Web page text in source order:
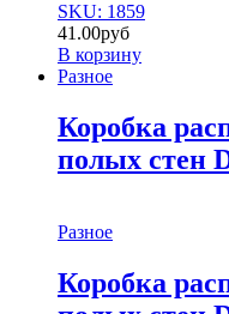
SKU: 1859
41.00руб
В корзину
Разное
Коробка
полых стен
Разное
Коробка